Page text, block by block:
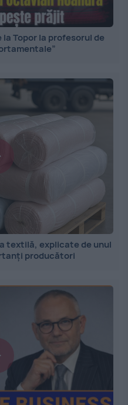
Topor la profesorul de
textilă, explicate de unul
producători